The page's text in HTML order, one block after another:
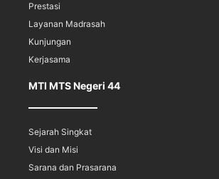
Prestasi
Layanan Madrasah
Kunjungan
Kerjasama
MTI MTS Negeri 44
Sejarah Singkat
Visi dan Misi
Sarana dan Prasarana